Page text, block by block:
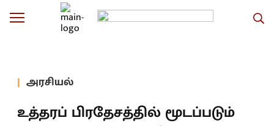
அரசியல்
உத்தரப் பிரதேசத்தில் மூடப்படும்